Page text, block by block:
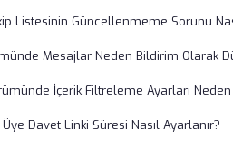
Listesinin Güncellenmeme Sorunu
Mesajlar Neden Bildirim Olarak
İçerik Filtreleme Ayarları
Davet Linki Süresi Nasıl Ayarlanır?